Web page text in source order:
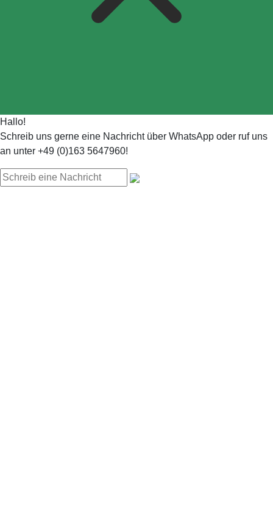
Hallo!
Schreib uns gerne eine Nachricht über WhatsApp oder ruf uns
an unter +49 (0)163 5647960!